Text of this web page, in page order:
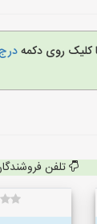
کلیک روی دکمه
تلفن